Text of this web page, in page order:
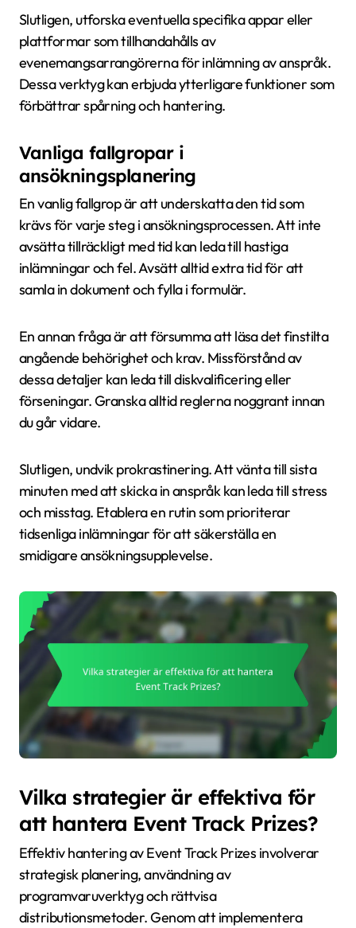
Slutligen, utforska eventuella specifika appar eller
plattformar som tillhandahålls av
evenemangsarrangörerna för inlämning av anspråk.
Dessa verktyg kan erbjuda ytterligare funktioner som
förbättrar spårning och hantering.
Vanliga fallgropar i
ansökningsplanering
En vanlig fallgrop är att underskatta den tid som
krävs för varje steg i ansökningsprocessen. Att inte
avsätta tillräckligt med tid kan leda till hastiga
inlämningar och fel. Avsätt alltid extra tid för att
samla in dokument och fylla i formulär.
En annan fråga är att försumma att läsa det finstilta
angående behörighet och krav. Missförstånd av
dessa detaljer kan leda till diskvalificering eller
förseningar. Granska alltid reglerna noggrant innan
du går vidare.
Slutligen, undvik prokrastinering. Att vänta till sista
minuten med att skicka in anspråk kan leda till stress
och misstag. Etablera en rutin som prioriterar
tidsenliga inlämningar för att säkerställa en
smidigare ansökningsupplevelse.
Vilka strategier är effektiva för
att hantera Event Track Prizes?
Effektiv hantering av Event Track Prizes involverar
strategisk planering, användning av
programvaruverktyg och rättvisa
distributionsmetoder. Genom att implementera